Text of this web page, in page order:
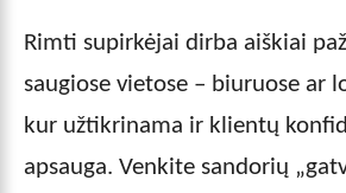
Rimti supirkėjai dirba aiškiai
saugiose vietose – biuruose ar
kur užtikrinama ir klientų
apsauga. Venkite sandorių